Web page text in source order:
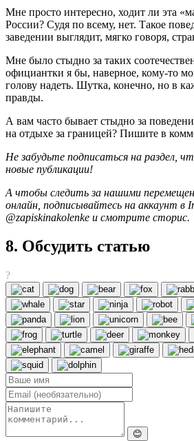
Мне просто интересно, ходит ли эта
России? Судя по всему, нет. Такое
заведении выглядит, мягко говоря,
Мне было стыдно за таких
официантки я бы, наверное, кому-то
голову надеть. Шутка, конечно, но в
правды.
А вам часто бывает стыдно за
на отдыхе за границей? Пишите в
Не забудьте подписаться на раздел,
новые публикации!
А чтобы следить за нашими
онлайн, подписывайтесь на аккаунт в
@zapiskinakolenke и смотрите сторис.
8. Обсудить статью
?
😊